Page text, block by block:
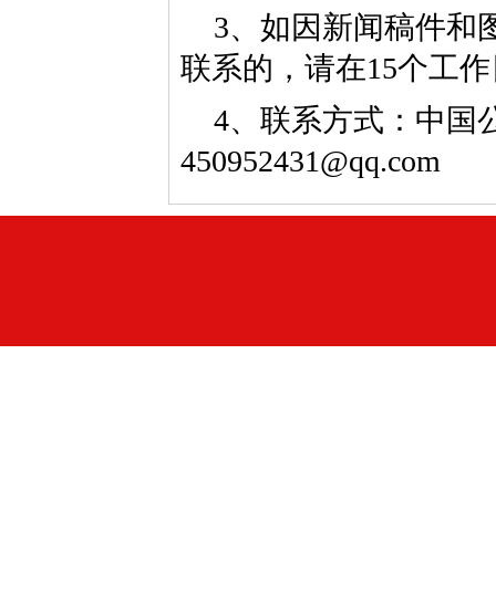
3、如因新闻稿件和
联系的，请在15个工
4、联系方式：中国
450952431@qq.com